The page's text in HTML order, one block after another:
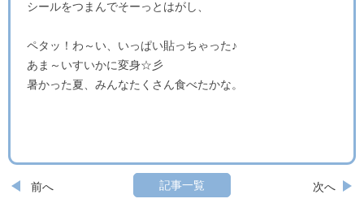
シールをつまんでそーっとはがし、
ペタッ！わ～い、いっぱい貼っちゃった♪
あま～いすいかに変身☆彡
暑かった夏、みんなたくさん食べたかな。
前へ 次へ
記事一覧